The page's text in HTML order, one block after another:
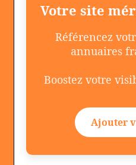
Votre site
Référencez
annuaires
Boostez votre
Ajouter